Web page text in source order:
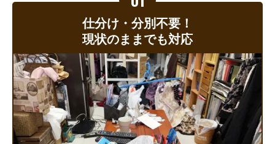
仕分け・分別不要！
現状のままでも対応